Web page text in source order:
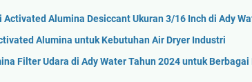
Alumina Desiccant Ukuran 3/16 Inch di Ady
Alumina untuk Kebutuhan Air Dryer Industri
Filter Udara di Ady Water Tahun 2024 untuk